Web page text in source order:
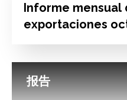
Informe mensual
exportaciones
报告